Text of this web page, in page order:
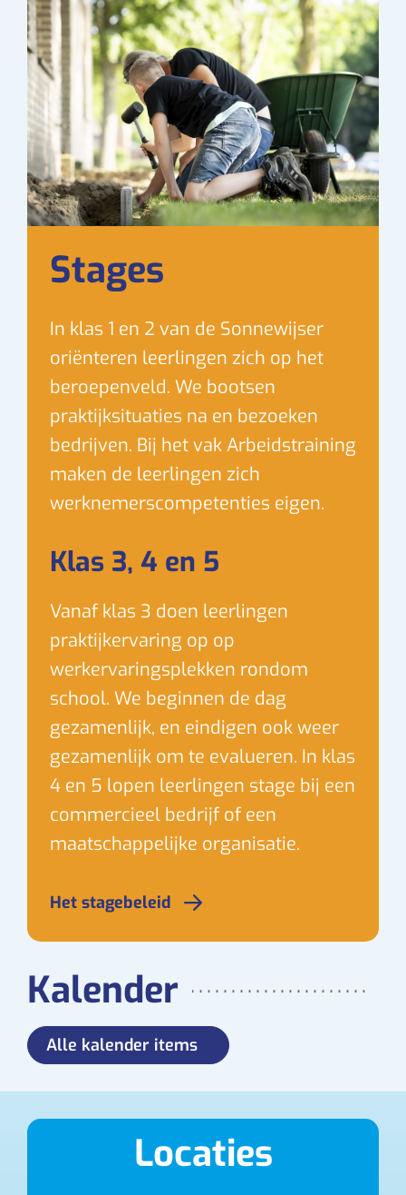
Stages
In klas 1 en 2 van de Sonnewijser
oriënteren leerlingen zich op het
beroepenveld. We bootsen
praktijksituaties na en bezoeken
bedrijven. Bij het vak Arbeidstraining
maken de leerlingen zich
werknemerscompetenties eigen.
Klas 3, 4 en 5
Vanaf klas 3 doen leerlingen
praktijkervaring op op
werkervaringsplekken rondom
school. We beginnen de dag
gezamenlijk, en eindigen ook weer
gezamenlijk om te evalueren. In klas
4 en 5 lopen leerlingen stage bij een
commercieel bedrijf of een
maatschappelijke organisatie.
Het stagebeleid
Kalender
Alle kalender items
Locaties